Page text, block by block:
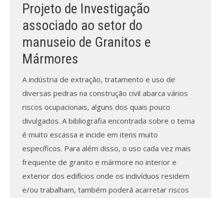
Projeto de Investigação
associado ao setor do
manuseio de Granitos e
Mármores
A indústria de extração, tratamento e uso de
diversas pedras na construção civil abarca vários
riscos ocupacionais, alguns dos quais pouco
divulgados. A bibliografia encontrada sobre o tema
é muito escassa e incide em itens muito
específicos. Para além disso, o uso cada vez mais
frequente de granito e mármore no interior e
exterior dos edifícios onde os indivíduos residem
e/ou trabalham, também poderá acarretar riscos